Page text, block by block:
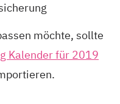
möchte, sollte
Kalender für 2019